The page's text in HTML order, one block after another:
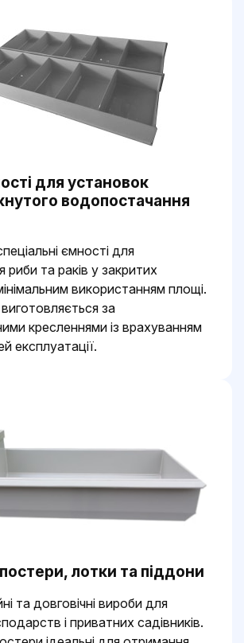
для установок
водопостачання
ємності для
та раків у закритих
використанням площі.
за
кресленнями із врахуванням
експлуатації.
лотки та піддони
та довговічні вироби для
і приватних садівників.